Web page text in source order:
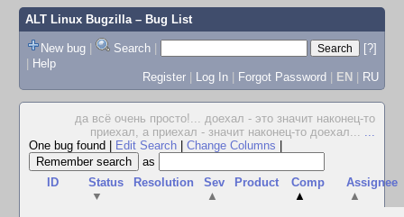
ALT Linux Bugzilla– Bug List
New bug | Search |
[?]
| Help
Register | Log In | Forgot Password | EN | RU
да всё очень просто!... доехал - это значит наконец-то
приехал, а приехал - значит наконец-то доехал... ...
One bug found
Edit Search Change Columns
as
ID
Status
▼
Resolution
Sev
▲
Product
Comp
▲
Assignee
▲